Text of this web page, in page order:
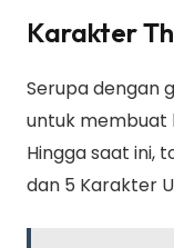
Karakter
Serupa dengan
untuk membuat
Hingga saat ini,
dan 5 Karakter